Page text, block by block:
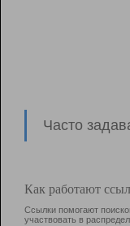
Часто
Как работают
Ссылки помогают
участвовать в